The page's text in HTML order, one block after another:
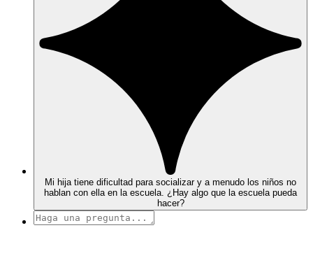
Mi hija tiene dificultad para socializar y a menudo los niños no
hablan con ella en la escuela. ¿Hay algo que la escuela pueda
hacer?